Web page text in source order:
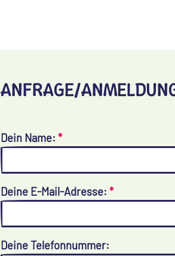
ANFRAGE/
Dein Name: *
Deine E-Mail-Adresse: *
Deine Telefonnummer: